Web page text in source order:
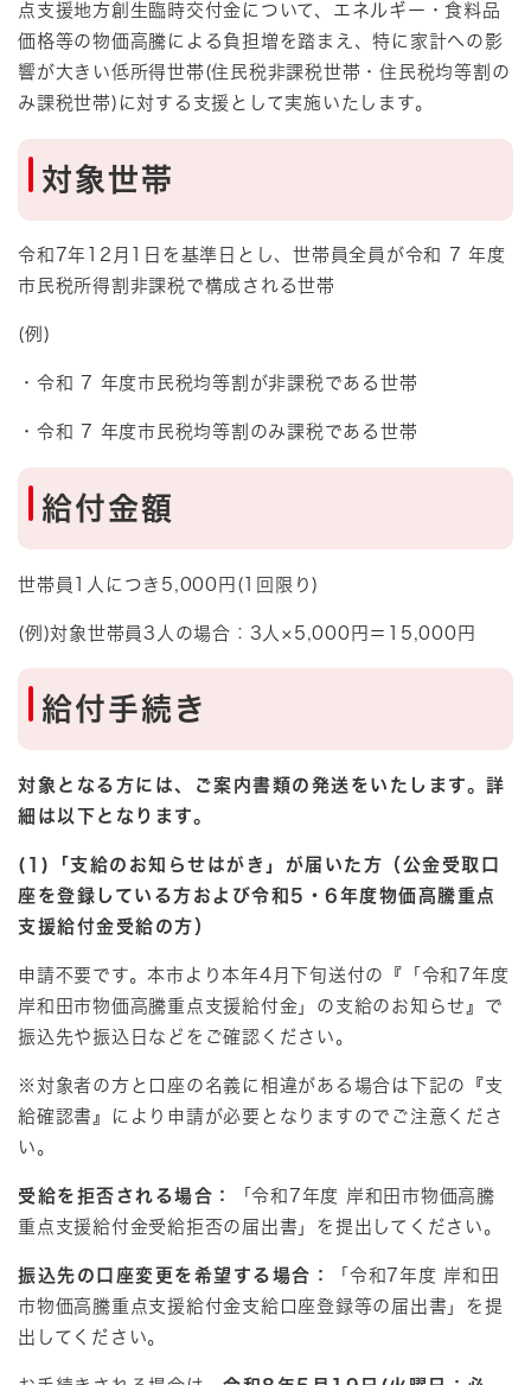
点支援地方創生臨時交付金について、エネルギー・食料品
価格等の物価高騰による負担増を踏まえ、特に家計への影
響が大きい低所得世帯(住民税非課税世帯・住民税均等割の
み課税世帯)に対する支援として実施いたします。
対象世帯
令和7年12月1日を基準日とし、世帯員全員が令和 7 年度
市民税所得割非課税で構成される世帯
(例)
・令和 7 年度市民税均等割が非課税である世帯
・令和 7 年度市民税均等割のみ課税である世帯
給付金額
世帯員1人につき5,000円(1回限り)
(例)対象世帯員3人の場合：3人×5,000円＝15,000円
給付手続き​
対象となる方には、ご案内書類の発送をいたします。詳
細は以下となります。
(1)「支給のお知らせはがき」が届いた方（公金受取口
座を登録している方および令和5・6年度物価高騰重点
支援給付金受給の方）
申請不要です。本市より本年4月下旬送付の『「令和7年度
岸和田市物価高騰重点支援給付金」の支給のお知らせ』で
振込先や振込日などをご確認ください。
※対象者の方と口座の名義に相違がある場合は下記の『支
給確認書』​により申請が必要となりますのでご注意くださ
い。​
受給を拒否される場合：
「令和7年度 岸和田市物価高騰
重点支援給付金受給拒否の届出書」を提出してください。
振込先の口座変更を希望する場合：
「令和7年度 岸和田
市物価高騰重点支援給付金支給口座登録等の届出書」を提
出してください。